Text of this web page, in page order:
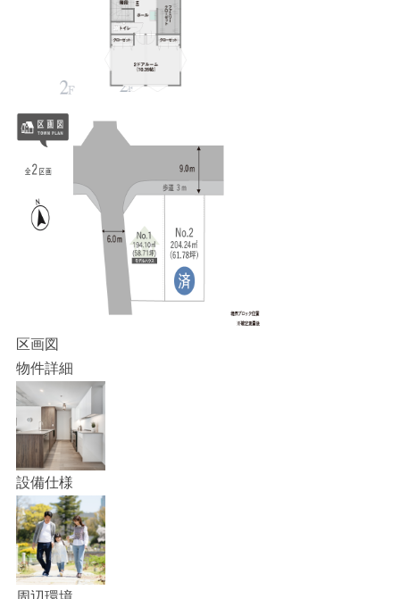
区画図
物件詳細
設備仕様